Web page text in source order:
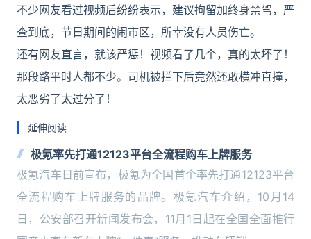
不少网友看过视频后纷纷表示，建议拘留加终身禁驾，严
查到底，节日期间的闹市区，所幸没有人员伤亡。
还有网友直言，就该严惩！视频看了几个，真的太坏了！
那段路平时人都不少。司机被拦下后竟然还敢横冲直撞，
太恶劣了太过分了！
延伸阅读
极氪率先打通12123平台全流程购车上牌服务
极氪汽车日前宣布，极氪为全国首个率先打通12123平台
全流程购车上牌服务的品牌。极氪汽车介绍，10月14
日，公安部召开新闻发布会，11月1日起在全国全面推行